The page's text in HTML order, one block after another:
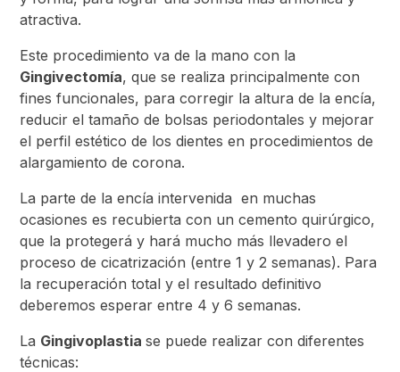
atractiva.
Este procedimiento va de la mano con la
Gingivectomía, que se realiza principalmente con
fines funcionales, para corregir la altura de la encía,
reducir el tamaño de bolsas periodontales y mejorar
el perfil estético de los dientes en procedimientos de
alargamiento de corona.
La parte de la encía intervenida en muchas
ocasiones es recubierta con un cemento quirúrgico,
que la protegerá y hará mucho más llevadero el
proceso de cicatrización (entre 1 y 2 semanas). Para
la recuperación total y el resultado definitivo
deberemos esperar entre 4 y 6 semanas.
La Gingivoplastiase puede realizar con diferentes
técnicas: